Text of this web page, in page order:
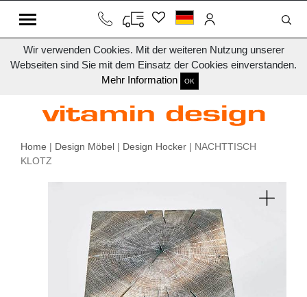
Wir verwenden Cookies. Mit der weiteren Nutzung unserer
Webseiten sind Sie mit dem Einsatz der Cookies einverstanden.
Mehr Information
OK
Home | Design Möbel | Design Hocker | NACHTTISCH
KLOTZ